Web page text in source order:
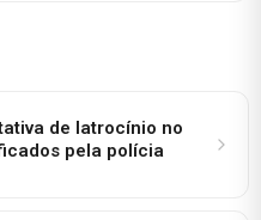
de latrocínio no
pela polícia